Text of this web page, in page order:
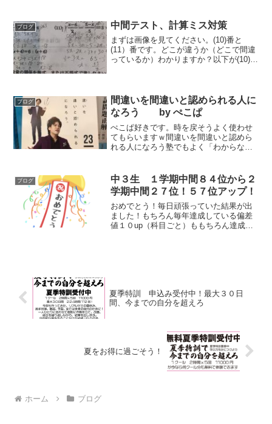
ほとんどは小学で習ったこ...
ブログ 中間テスト、計算ミス対策
まずは画像を見てください。(10)番と
(11）番です。どこが違うか（どこで間違
っているか）わかりますか？以下が(10)番
（実は１１番も同...
ブログ
間違いを間違いと認められる人に
なろう by ぺこぱ
ぺこぱ好きです。時を戻そうよく使わせ
てもらいますｗ間違いを間違いと認めら
れる人になろう塾でもよく「わからない
えます。まず、わからないことをわから
ないと学びが始まらないん...
ブログ
中３生 １学期中間８４位から２
学期中間２７位！５７位アップ！
おめでとう！毎日頑張っていた結果が出
ました！もちろん毎年達成している偏差
値１０up（科目ごと）ももちろん達成で
夏季特訓 申込み受付中！最大３０日
間、今までの自分を超えろ
夏をお得に過ごそう！
ホーム ブログ